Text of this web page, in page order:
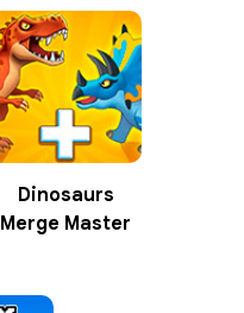
Dinosaurs
Merge Master